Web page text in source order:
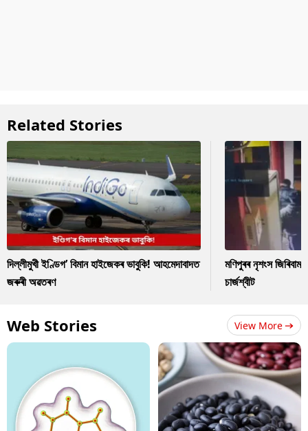
Related Stories
দিল্লীমুখী ইণ্ডিগ’ বিমান হাইজেকৰ ভাবুকি! আহমেদাবাদত
জৰুৰী অৱতৰণ
মণিপুৰৰ নৃশংস জিৰিবাম
চাৰ্জশ্বীট
Web Stories View More